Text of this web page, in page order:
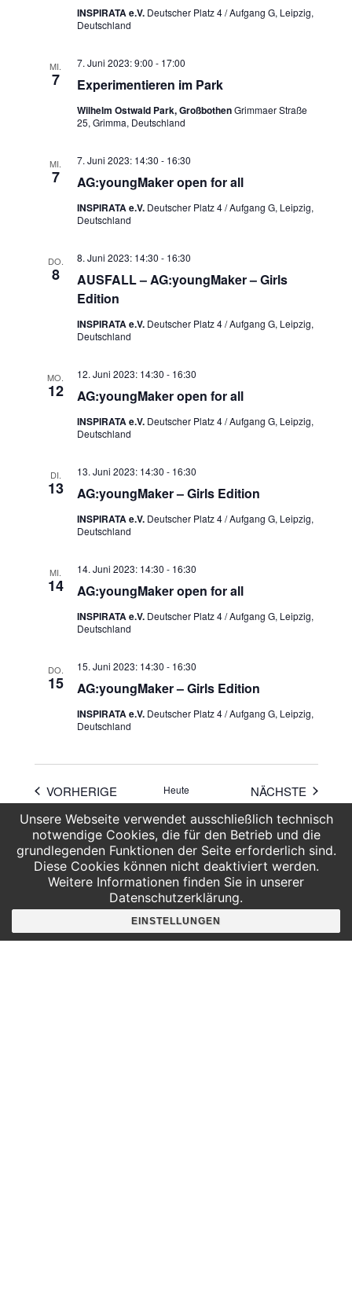
INSPIRATA e.V. Deutscher Platz 4 / Aufgang G, Leipzig,
Deutschland
MI.
7 Experimentieren im Park
7. Juni 2023: 9:00 - 17:00
Wilhelm Ostwald Park, GroßbothenGrimmaer Straße
25, Grimma, Deutschland
MI.
7 AG:youngMaker open for all
7. Juni 2023: 14:30 - 16:30
INSPIRATA e.V. Deutscher Platz 4 / Aufgang G, Leipzig,
Deutschland
DO.
8
AUSFALL – AG:youngMaker – Girls
Edition
8. Juni 2023: 14:30 - 16:30
INSPIRATA e.V. Deutscher Platz 4 / Aufgang G, Leipzig,
Deutschland
MO.
12 AG:youngMaker open for all
12. Juni 2023: 14:30 - 16:30
INSPIRATA e.V. Deutscher Platz 4 / Aufgang G, Leipzig,
Deutschland
DI.
13 AG:youngMaker – Girls Edition
13. Juni 2023: 14:30 - 16:30
INSPIRATA e.V. Deutscher Platz 4 / Aufgang G, Leipzig,
Deutschland
MI.
14 AG:youngMaker open for all
14. Juni 2023: 14:30 - 16:30
INSPIRATA e.V. Deutscher Platz 4 / Aufgang G, Leipzig,
Deutschland
DO.
15 AG:youngMaker – Girls Edition
15. Juni 2023: 14:30 - 16:30
INSPIRATA e.V. Deutscher Platz 4 / Aufgang G, Leipzig,
Deutschland
VORHERIGEVERANSTALTUNGEN
Heute NÄCHSTE
KALENDER ABONNIEREN
Unsere Webseite verwendet ausschließlich technisch
notwendige Cookies, die für den Betrieb und die
grundlegenden Funktionen der Seite erforderlich sind.
Diese Cookies können nicht deaktiviert werden.
Weitere Informationen finden Sie in unserer
Datenschutzerklärung.
EINSTELLUNGEN